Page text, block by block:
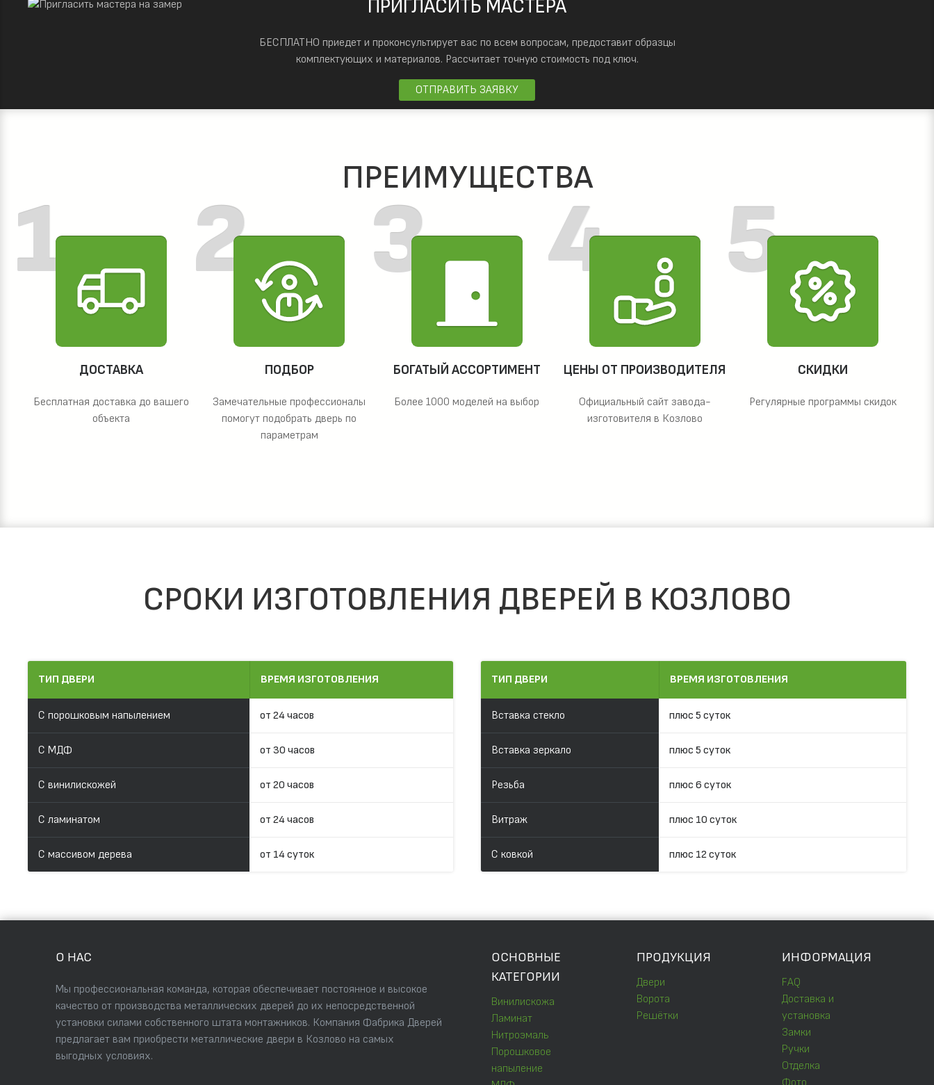
ПРИГЛАСИТЬ МАСТЕРА
БЕСПЛАТНО приедет и проконсультирует вас по всем вопросам, предоставит образцы
комплектующих и материалов. Рассчитает точную стоимость под ключ.
ОТПРАВИТЬ ЗАЯВКУ
ПРЕИМУЩЕСТВА
ДОСТАВКА
Бесплатная доставка до вашего
объекта
ПОДБОР
Замечательные профессионалы
помогут подобрать дверь по
параметрам
БОГАТЫЙ АССОРТИМЕНТ
Более 1000 моделей на выбор
ЦЕНЫ ОТ ПРОИЗВОДИТЕЛЯ
Официальный сайт завода-
изготовителя в Козлово
СКИДКИ
Регулярные программы скидок
СРОКИ ИЗГОТОВЛЕНИЯ ДВЕРЕЙ В КОЗЛОВО
ТИП ДВЕРИ ВРЕМЯ ИЗГОТОВЛЕНИЯ
С порошковым напылением от 24 часов
С МДФ от 30 часов
С винилискожей от 20 часов
С ламинатом от 24 часов
С массивом дерева от 14 суток
ТИП ДВЕРИ ВРЕМЯ ИЗГОТОВЛЕНИЯ
Вставка стекло плюс 5 суток
Вставка зеркало плюс 5 суток
Резьба плюс 6 суток
Витраж плюс 10 суток
С ковкой плюс 12 суток
О НАС
Мы профессиональная команда, которая обеспечивает постоянное и высокое
качество от производства металлических дверей до их непосредственной
установки силами собственного штата монтажников. Компания Фабрика Дверей
предлагает вам приобрести металлические двери в Козлово на самых
выгодных условиях.
ОСНОВНЫЕ
КАТЕГОРИИ
Винилискожа
Ламинат
Нитроэмаль
Порошковое
напыление
ПРОДУКЦИЯ
Двери
Ворота
Решётки
ИНФОРМАЦИЯ
FAQ
Доставка и
установка
Замки
Ручки
Отделка